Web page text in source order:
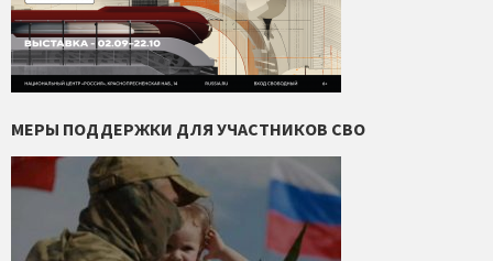
МЕРЫ ПОДДЕРЖКИ ДЛЯ УЧАСТНИКОВ СВО